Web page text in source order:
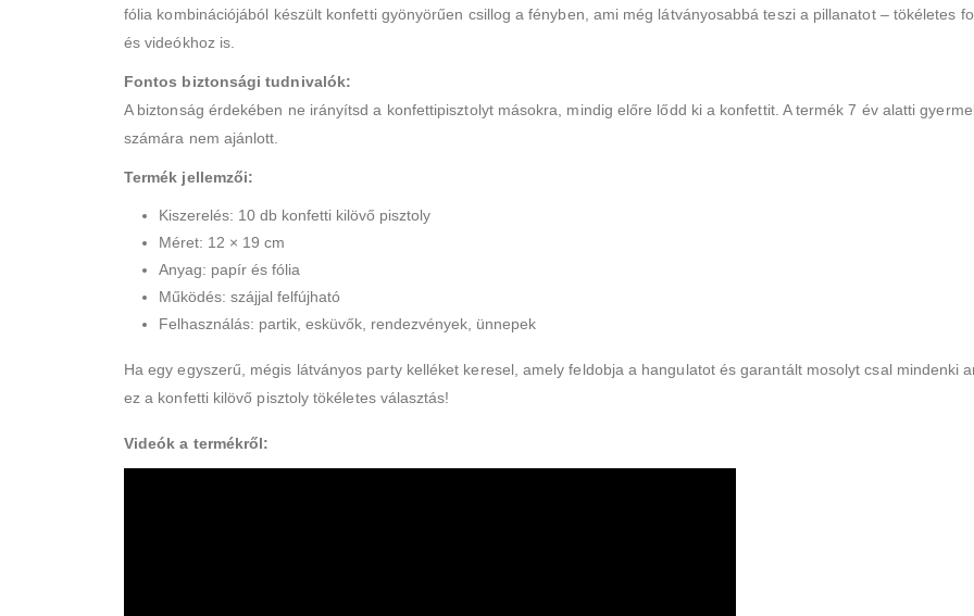
fólia kombinációjából készült konfetti gyönyörűen csillog a fényben, ami még látványosabbá teszi a pillanatot – tökéletes
és videókhoz is.
Fontos biztonsági tudnivalók:
A biztonság érdekében ne irányítsd a konfettipisztolyt másokra, mindig előre lődd ki a konfettit. A termék 7 év alatti
számára nem ajánlott.
Termék jellemzői:
Kiszerelés: 10 db konfetti kilövő pisztoly
Méret: 12 × 19 cm
Anyag: papír és fólia
Működés: szájjal felfújható
Felhasználás: partik, esküvők, rendezvények, ünnepek
Ha egy egyszerű, mégis látványos party kelléket keresel, amely feldobja a hangulatot és garantált mosolyt csal mindenki
ez a konfetti kilövő pisztoly tökéletes választás!
Videók a termékről: